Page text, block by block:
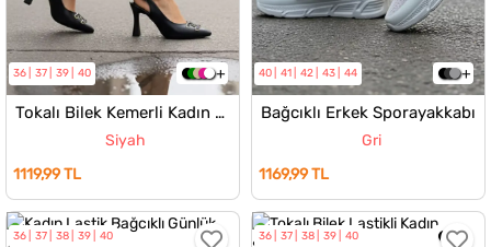
36 37 39 40
Tokalı Bilek Kemerli Kadın Topuklu Ayakkabı
Siyah
1119,99 TL
40 41 42 43 44
Bağcıklı Erkek Sporayakkabı
Gri
1169,99 TL
36 37 38 39 40 36 37 38 39 40